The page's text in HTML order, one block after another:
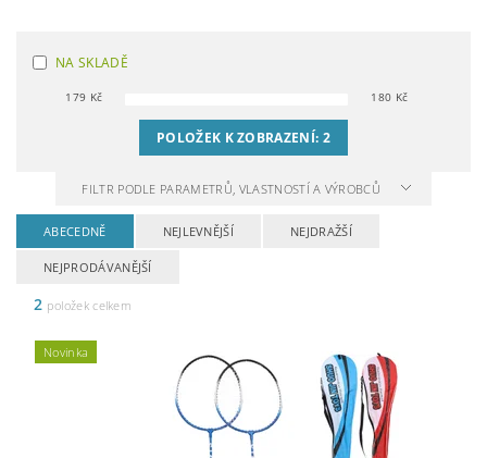
NA SKLADĚ
179 Kč 180 Kč
POLOŽEK K ZOBRAZENÍ: 2
FILTR PODLE PARAMETRŮ, VLASTNOSTÍ A VÝROBCŮ
ABECEDNĚ NEJLEVNĚJŠÍ NEJDRAŽŠÍ
NEJPRODÁVANĚJŠÍ
2 položek celkem
Novinka